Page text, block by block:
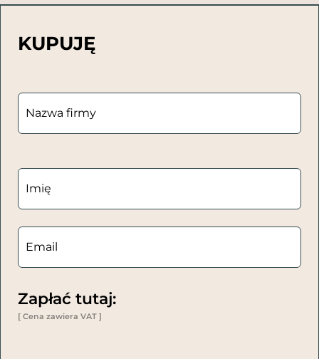
KUPUJĘ
Zapłać tutaj:
[ Cena zawiera VAT ]